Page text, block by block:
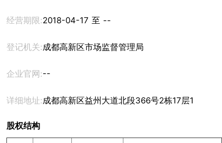
经营期限: 2018-04-17 至 --
登记机关:成都高新区市场监督管理局
企业官网:--
详细地址:成都高新区益州大道北段366号2栋17层1714号
股权结构